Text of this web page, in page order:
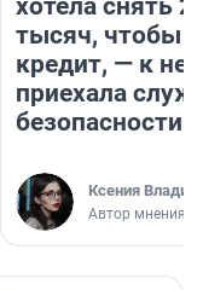
хотела снять
тысяч, чтобы
кредит, — к
приехала
безопасности
Ксения
Автор мнения